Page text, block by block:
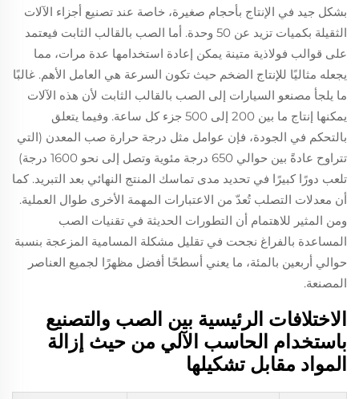
بشكل جيد في الإنتاج بأحجام صغيرة، خاصة عند تصنيع أجزاء الآلات
الثقيلة بكميات تزيد عن 50 وحدة. أما الصب بالقالب الثابت فيعتمد
على قوالب فولاذية متينة يمكن إعادة استخدامها عدة مرات، مما
يجعله مثاليًا للإنتاج الضخم حيث تكون السرعة هي العامل الأهم. غالبًا
ما يلجأ مصنعو السيارات إلى الصب بالقالب الثابت لأن هذه الآلات
يمكنها إنتاج ما بين 200 إلى 500 جزء كل ساعة. وفيما يتعلق
بالتحكم في الجودة، فإن عوامل مثل درجة حرارة صب المعدن (التي
تتراوح عادةً بين حوالي 650 درجة مئوية وتصل إلى نحو 1600 درجة)
تلعب دورًا كبيرًا في تحديد مدى تماسك المنتج النهائي بعد التبريد. كما
أن معدلات التصلب تُعدّ من الاعتبارات المهمة الأخرى طوال العملية.
ومن المثير للاهتمام أن التطورات الحديثة في تقنيات الصب
المساعدة بالفراغ نجحت في تقليل مشكلة المسامية المزعجة بنسبة
حوالي أربعين بالمئة، ما يعني أسطحًا أفضل مظهرًا لجميع العناصر
المصنعة.
الاختلافات الرئيسية بين الصب والتصنيع
باستخدام الحاسب الآلي من حيث إزالة
المواد مقابل تشكيلها